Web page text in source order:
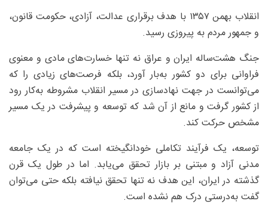
انقلاب بهمن ۱۳۵۷ با هدف برقراری عدالت، آزادی، حکومت قانون،
و جمهور مردم به پیروزی رسید.
جنگ هشت‌ساله ایران و عراق نه تنها خسارت‌های مادی و معنوی
فراوانی برای دو کشور به‌بار آورد، بلکه فرصت‌های زیادی را که
می‌توانست در جهت نهادسازی در مسیر انقلاب مشروطه به‌کار رود
از کشور گرفت و مانع از آن شد که توسعه و پیشرفت در یک مسیر
مشخص حرکت کند.
توسعه، یک فرآیند تکاملی خودانگیخته است که در یک جامعه
مدنی آزاد و مبتنی بر بازار تحقق می‌یابد. اما در طول یک قرن
گذشته در ایران، این هدف نه تنها تحقق نیافته بلکه حتی می‌توان
گفت به‌درستی درک هم نشده است.